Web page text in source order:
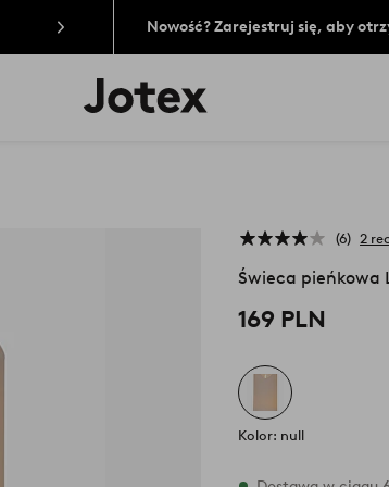
Nowość? Zarejestruj się, aby
Logo
Jotex
6 2
Świeca pieńkowa
169 PLN
Kolor: null